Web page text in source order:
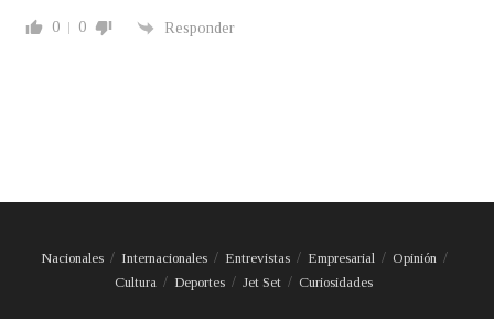
0 0 Responder
Nacionales Internacionales Entrevistas Empresarial
Opinión
Cultura
Deportes Jet Set Curiosidades